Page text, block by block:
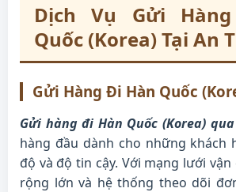
Dịch Vụ Gửi
Quốc (Korea) Tại An
Gửi Hàng Đi Hàn Quốc
Gửi hàng đi Hàn Quốc (Korea) qua
hàng đầu dành cho những khách
độ và độ tin cậy. Với mạng lưới vận
rộng lớn và hệ thống theo dõi